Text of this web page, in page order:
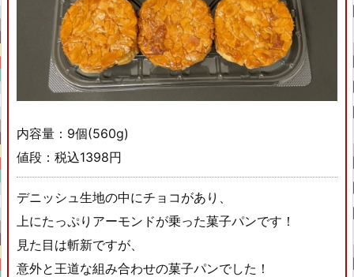
内容量：9個(560g)
値段：税込1398円
デニッシュ生地の中にチョコがあり、
上にたっぷりアーモンドが乗った菓子パンです！
見た目は斬新ですが、
意外と王道な組み合わせの菓子パンでした！